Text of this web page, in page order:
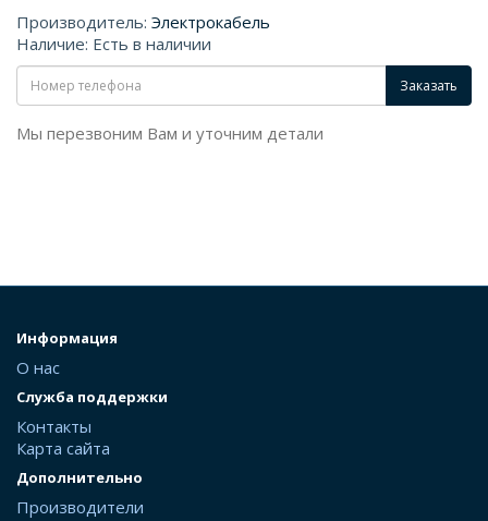
Производитель: Электрокабель
Наличие: Есть в наличии
Заказать
Мы перезвоним Вам и уточним детали
Информация
О нас
Служба поддержки
Контакты
Карта сайта
Дополнительно
Производители